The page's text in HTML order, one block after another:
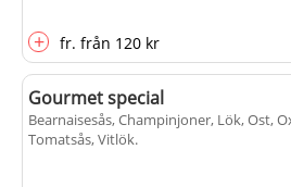
+ fr. från 120 kr
Gourmet special
Bearnaisesås, Champinjoner, Lök, Ost,
Tomatsås, Vitlök.